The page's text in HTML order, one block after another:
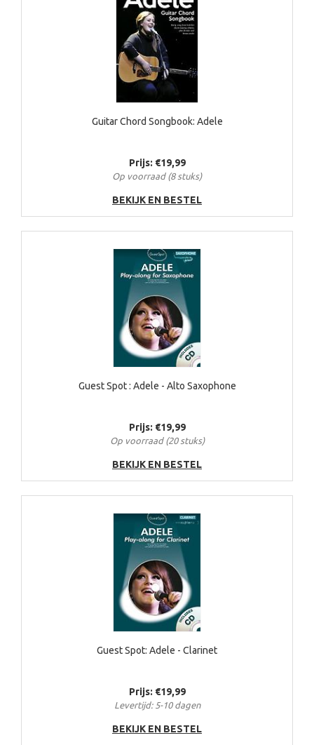
Guitar Chord Songbook: Adele
Prijs: €19,99
Op voorraad (8 stuks)
BEKIJK EN BESTEL
Guest Spot : Adele - Alto Saxophone
Prijs: €19,99
Op voorraad (20 stuks)
BEKIJK EN BESTEL
Guest Spot: Adele - Clarinet
Prijs: €19,99
Levertijd: 5-10 dagen
BEKIJK EN BESTEL